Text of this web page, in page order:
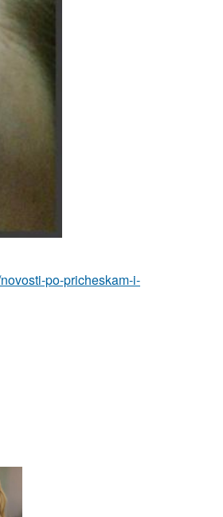
po-pricheskam-i-